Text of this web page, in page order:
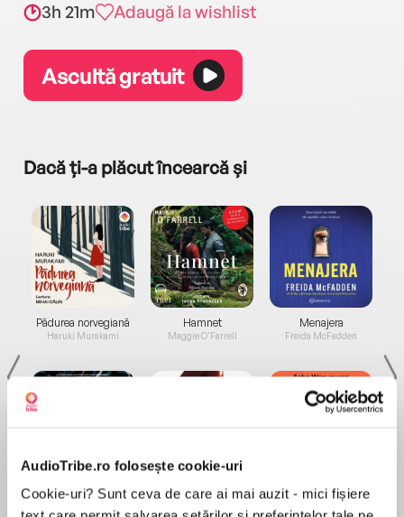
AudioTribe.ro folosește cookie-uri
Cookie-uri? Sunt ceva de care ai mai auzit - mici fișiere
3h 21m Adaugă la wishlist
Ascultă gratuit
Dacă ți-a plăcut încearcă și
Pădurea norvegiană
Haruki Murakami
Elita de Argint (Elita
de...
Dani Francis
Hamnet
Maggie O'Farrell
Diavolul se îmbracă de
la...
Lauren Weisberger
Menajera
Freida McFadden
Migdală
Sohn Won-pyung